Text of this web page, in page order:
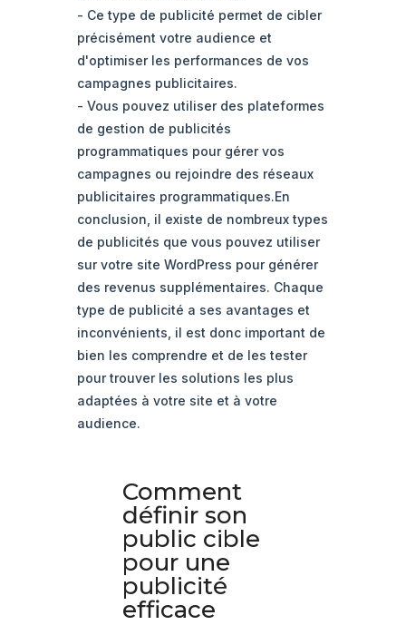
- Ce type de publicité permet de cibler
précisément votre audience et
d'optimiser les performances de vos
campagnes publicitaires.
- Vous pouvez utiliser des plateformes
de gestion de publicités
programmatiques pour gérer vos
campagnes ou rejoindre des réseaux
publicitaires programmatiques.En
conclusion, il existe de nombreux types
de publicités que vous pouvez utiliser
sur votre site WordPress pour générer
des revenus supplémentaires. Chaque
type de publicité a ses avantages et
inconvénients, il est donc important de
bien les comprendre et de les tester
pour trouver les solutions les plus
adaptées à votre site et à votre
audience.
Comment
définir son
public cible
pour une
publicité
efficace